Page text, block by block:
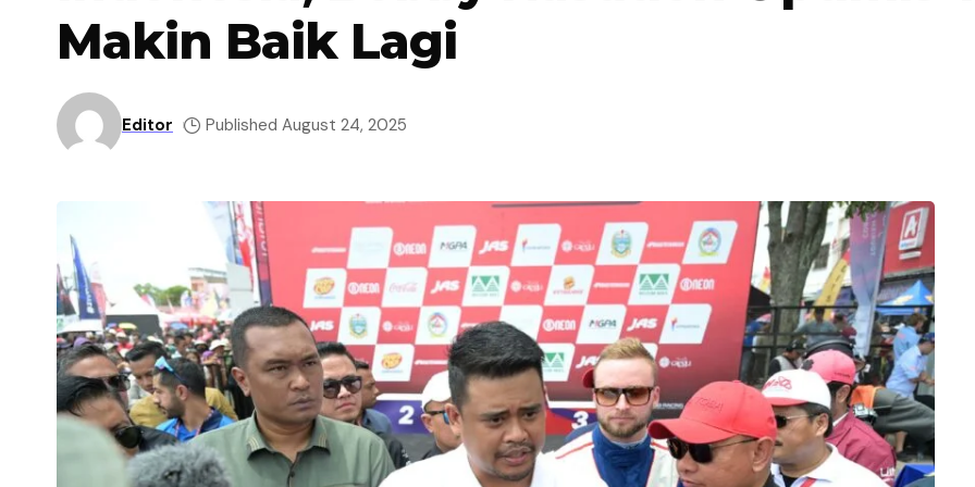
Makin Baik Lagi
Editor Published August 24, 2025